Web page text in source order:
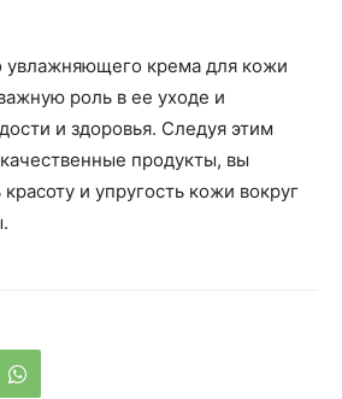
увлажняющего крема для кожи
роль в ее уходе и
и здоровья. Следуя этим
продукты, вы
и упругость кожи вокруг